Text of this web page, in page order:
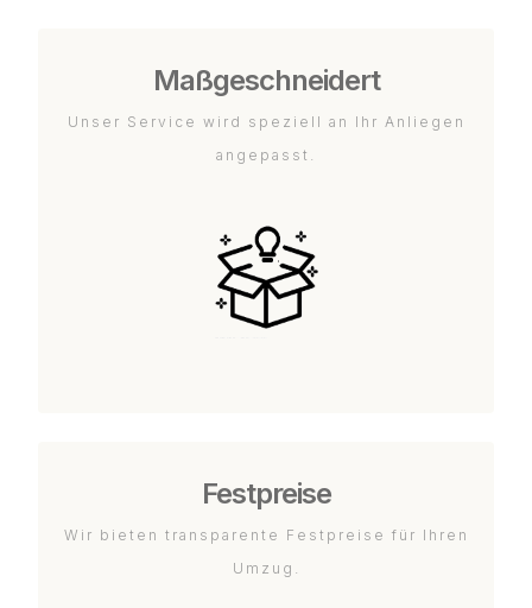
Maßgeschneidert
Unser Service wird speziell an Ihr Anliegen
angepasst.
Festpreise
Wir bieten transparente Festpreise für Ihren
Umzug.